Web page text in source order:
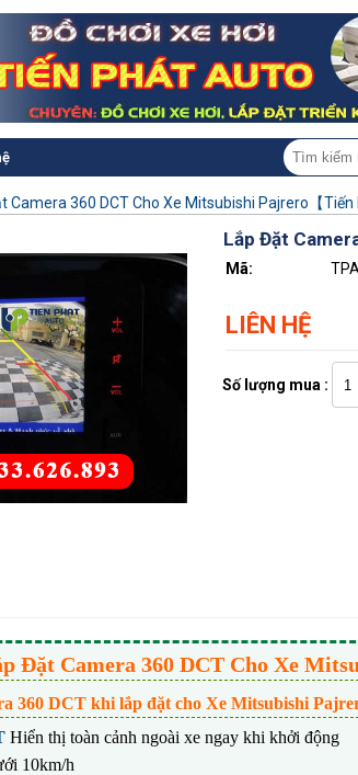
Camera 360 DCT Cho Xe Mitsubishi Pajrero【Tiến
Lắp Đặt
Mã:
LIÊN HỆ
Số lượng mua :
Đặt Camera 360 DCT Cho Xe
360 DCT khi lắp đặt choXe Mitsubishi
Hiển thị toàn cảnh ngoài xe ngay khi khởi động
10km/h